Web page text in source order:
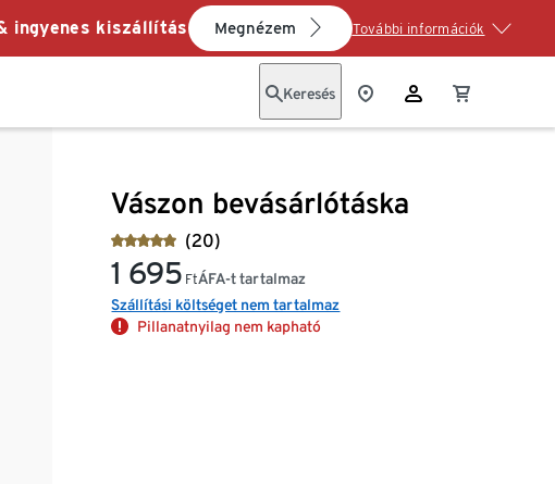
ingyenes kiszállítás Megnézem További információk
Keresés
Vászon bevásárlótáska
(20)
1 695 FtÁFA-t tartalmaz
Szállítási költséget nem tartalmaz
Pillanatnyilag nem kapható